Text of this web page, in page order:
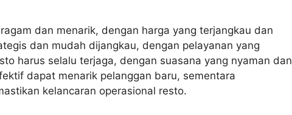
dan menarik, dengan harga yang terjangkau dan
dan mudah dijangkau, dengan pelayanan yang
harus selalu terjaga, dengan suasana yang nyaman dan
dapat menarik pelanggan baru, sementara
kelancaran operasional resto.